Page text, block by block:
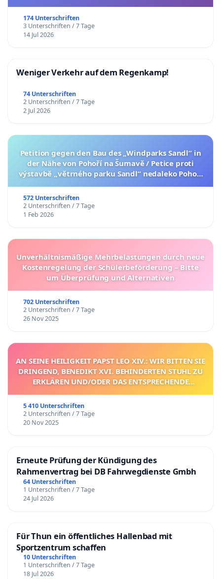
174 Unterschriften
3 Unterschriften / 7 Tage
14 Jul 2026
Weniger Verkehr auf dem Regenkamp!
74 Unterschriften
2 Unterschriften / 7 Tage
2 Jul 2026
Petition gegen den Bau des „Windparks Sandl“ in
der Nähe von Pohoří na Šumavě / Petice proti
výstavbě „větrného parku Sandl“ nedaleko Pohoří
572 Unterschriften
2 Unterschriften / 7 Tage
1 Feb 2026
Unverhältnismäßige Mehrbelastungen durch neue
Kostenregelung der Schülerbeförderung – Bitte
um Überprüfung und Alternativen
702 Unterschriften
2 Unterschriften / 7 Tage
26 Nov 2025
AN SEINE HEILIGKEIT PAPST LEO XIV.: WIR BITTEN SIE
DRINGEND, BENEDIKT XVI. BEHINDERTEN STUHL ZU
ERKLÄREN UND/ODER DAS ENTSPRECHENDE
5 410 Unterschriften
2 Unterschriften / 7 Tage
20 Nov 2025
Erneute Prüfung der Kündigung des
Rahmenvertrag bei DB Fahrwegdienste Gmbh
64 Unterschriften
1 Unterschriften / 7 Tage
24 Jul 2026
Für Thun ein öffentliches Hallenbad mit
Sportzentrum schaffen
10 Unterschriften
1 Unterschriften / 7 Tage
18 Jul 2026